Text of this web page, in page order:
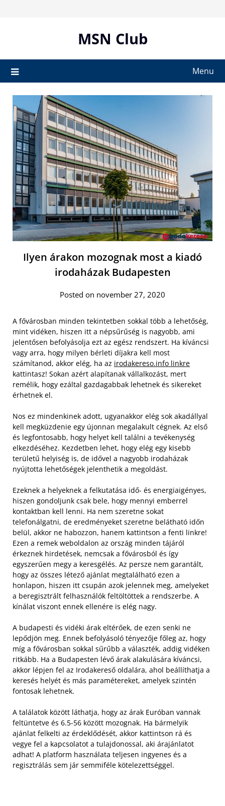
MSN Club
Menu
Ilyen árakon mozognak most a kiadó
irodaházak Budapesten
Posted on november 27, 2020
A fővárosban minden tekintetben sokkal több a lehetőség,
mint vidéken, hiszen itt a népsűrűség is nagyobb, ami
jelentősen befolyásolja ezt az egész rendszert. Ha kíváncsi
vagy arra, hogy milyen bérleti díjakra kell most
számítanod, akkor elég, ha az irodakereso.info linkre
kattintasz! Sokan azért alapítanak vállalkozást, mert
remélik, hogy ezáltal gazdagabbak lehetnek és sikereket
érhetnek el.
Nos ez mindenkinek adott, ugyanakkor elég sok akadállyal
kell megküzdenie egy újonnan megalakult cégnek. Az első
és legfontosabb, hogy helyet kell találni a tevékenység
elkezdéséhez. Kezdetben lehet, hogy elég egy kisebb
területű helyiség is, de idővel a nagyobb irodaházak
nyújtotta lehetőségek jelenthetik a megoldást.
Ezeknek a helyeknek a felkutatása idő- és energiaigényes,
hiszen gondoljunk csak bele, hogy mennyi emberrel
kontaktban kell lenni. Ha nem szeretne sokat
telefonálgatni, de eredményeket szeretne belátható időn
belül, akkor ne habozzon, hanem kattintson a fenti linkre!
Ezen a remek weboldalon az ország minden tájáról
érkeznek hirdetések, nemcsak a fővárosból és így
egyszerűen megy a keresgélés. Az persze nem garantált,
hogy az összes létező ajánlat megtalálható ezen a
honlapon, hiszen itt csupán azok jelennek meg, amelyeket
a beregisztrált felhasználók feltöltöttek a rendszerbe. A
kínálat viszont ennek ellenére is elég nagy.
A budapesti és vidéki árak eltérőek, de ezen senki ne
lepődjön meg. Ennek befolyásoló tényezője főleg az, hogy
míg a fővárosban sokkal sűrűbb a választék, addig vidéken
ritkább. Ha a Budapesten lévő árak alakulására kíváncsi,
akkor lépjen fel az Irodakereső oldalára, ahol beállíthatja a
keresés helyét és más paramétereket, amelyek szintén
fontosak lehetnek.
A találatok között láthatja, hogy az árak Euróban vannak
feltüntetve és 6.5-56 között mozognak. Ha bármelyik
ajánlat felkelti az érdeklődését, akkor kattintson rá és
vegye fel a kapcsolatot a tulajdonossal, aki árajánlatot
adhat! A platform használata teljesen ingyenes és a
regisztrálás sem jár semmiféle kötelezettséggel.